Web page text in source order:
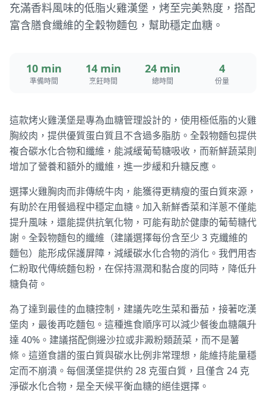
充滿香料風味的低脂火雞漢堡，烤至完美熟度，搭配
富含膳食纖維的全穀物麵包，幫助穩定血糖。
10 min
準備時間
14 min
烹飪時間
24 min
總時間
4
份量
這款烤火雞漢堡是專為血糖管理設計的，使用極低脂的火雞
胸絞肉，提供優質蛋白質且不含過多脂肪。全穀物麵包提供
複合碳水化合物和纖維，能減緩葡萄糖吸收，而新鮮蔬菜則
增加了營養和額外的纖維，進一步緩和升糖反應。
選擇火雞胸肉而非傳統牛肉，能獲得更精瘦的蛋白質來源，
有助於在用餐過程中穩定血糖。加入新鮮香菜和洋蔥不僅能
提升風味，還能提供抗氧化物，可能有助於健康的葡萄糖代
謝。全穀物麵包的纖維（建議選擇每份含至少 3 克纖維的
麵包）能形成保護屏障，減緩碳水化合物的消化。我們用杏
仁粉取代傳統麵包粉，在保持濕潤和黏合度的同時，降低升
糖負荷。
為了達到最佳的血糖控制，建議先吃生菜和番茄，接著吃漢
堡肉，最後再吃麵包。這種進食順序可以減少餐後血糖飆升
達 40%。建議搭配側邊沙拉或非澱粉類蔬菜，而不是薯
條。這道食譜的蛋白質與碳水比例非常理想，能維持能量穩
定而不崩潰。每個漢堡提供約 28 克蛋白質，且僅含 24 克
淨碳水化合物，是全天候平衡血糖的絕佳選擇。